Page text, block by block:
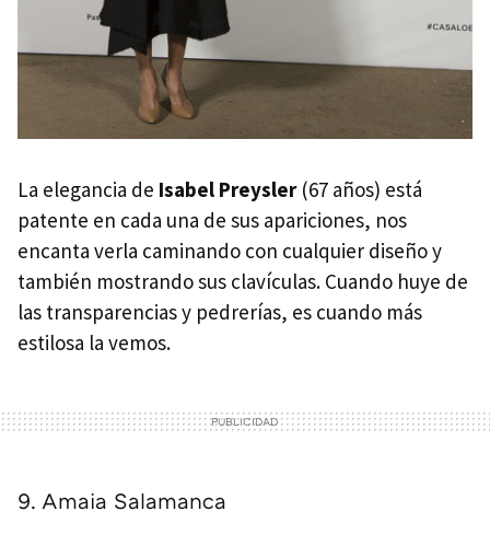
La elegancia de Isabel Preysler(67 años) está
patente en cada una de sus apariciones, nos
encanta verla caminando con cualquier diseño y
también mostrando sus clavículas. Cuando huye de
las transparencias y pedrerías, es cuando más
estilosa la vemos.
9. Amaia Salamanca